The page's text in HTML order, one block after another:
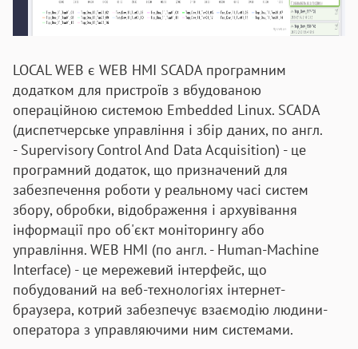
LOCAL WEB є WEB HMI SCADA програмним
додатком для пристроїв з вбудованою
операційною системою Embedded Linux. SCADA
(диспетчерське управління і збір даних, по англ.
- Supervisory Control And Data Acquisition) - це
програмний додаток, що призначений для
забезпечення роботи у реальному часі систем
збору, обробки, відображення і архувівання
інформації про об'єкт моніторингу або
управління. WEB HMI (по англ. - Human-Machine
Interface) - це мережевий інтерфейс, що
побудований на веб-технологіях інтернет-
браузера, котрий забезпечує взаємодію людини-
оператора з управляючими ним системами.